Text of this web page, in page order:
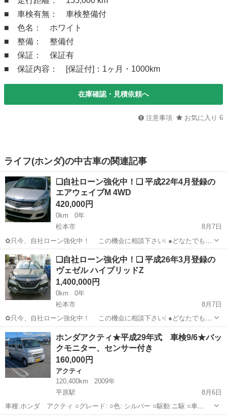
■ 車検有無： 車検整備付
■ 色名： ホワイト
■ 整備： 整備付
■ 保証： 保証有
■ 保証内容： [保証付]：1ヶ月・1000km
在庫確認・見積依頼へ
注意事項 お気に入り 6
ライフ(ホンダ)の中古車の関連記事
❑自社ローン強化中！❑ 平成22年4月登録の
エアウェイブM 4WD
420,000円
0km
0年
松本市
8月7日
✿只今、自社ローン強化中！ この機会に相談下さい❕ ●どなたでも自
社ローン対応可能です● ・勤続年数の短い方や自営業
の方 ・パートやアルバイト勤務の主婦の方や派遣社員の方 ・自...
長野 松本市 ホンダ 車両
❑自社ローン強化中！❑ 平成26年3月登録の
ヴェゼル ハイブリッドZ
1,400,000円
0km
0年
松本市
8月7日
✿只今、自社ローン強化中！ この機会に相談下さい❕ ●どなたでも自
社ローン対応可能です● ・勤続年数の短い方や自営業
の方 ・パートやアルバイト勤務の主婦の方や派遣社員の方 ・自...
長野 松本市 ホンダ ヴェゼル
ホンダアクティ★平成29年式 車検9/6★バッ
クモニター、センサー付き
160,000円
アクティ
120,400km
2009年
平原駅
8月6日
車種:ホンダ アクティ ○グレード: ○色: シルバー ○駆動:ニ駆 ○車
検 :2029/2 ○走行距離 :120000km ○年式:平成29年1月 ◯燃費:18〜